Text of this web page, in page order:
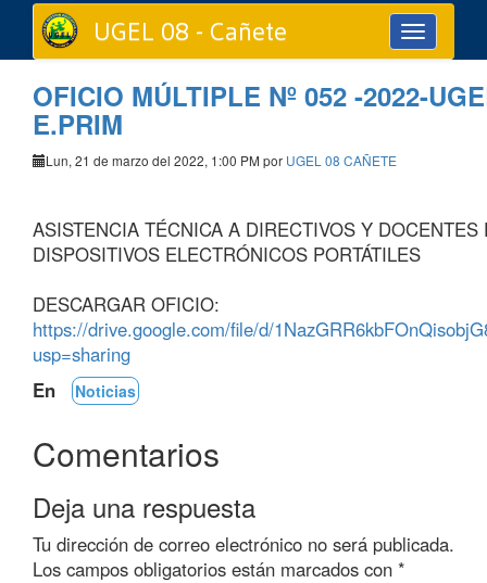
Toggle
navigation
UGEL 08 - Cañete
OFICIO MÚLTIPLE Nº 052 -2022-
E.PRIM
Lun, 21 de marzo del 2022, 1:00 PM por UGEL 08 CAÑETE
ASISTENCIA TÉCNICA A DIRECTIVOS Y DOCENTES
DISPOSITIVOS ELECTRÓNICOS PORTÁTILES
DESCARGAR OFICIO:
https://drive.google.com/file/d/
usp=sharing
En
Noticias
Comentarios
Deja una respuesta
Tu dirección de correo electrónico no será publicada.
Los campos obligatorios están marcados con *